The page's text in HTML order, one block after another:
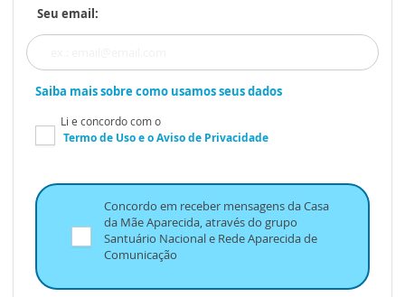
Seu email:
Saiba mais sobre como usamos seus dados
Li e concordo com o
Termo de Usoe oAviso de Privacidade
Concordo em receber mensagens da Casa
da Mãe Aparecida, através do grupo
Santuário Nacional e Rede Aparecida de
Comunicação